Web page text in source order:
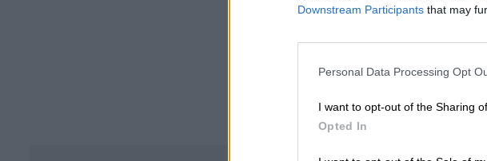
Downstream Participants that may
Personal Data Processing Opt
I want to opt-out of the Sharing
Opted In